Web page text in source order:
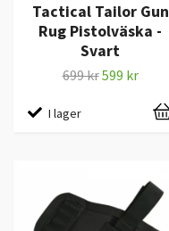
Tactical Tailor Gun
Rug Pistolväska -
Svart
699 kr599 kr
I lager